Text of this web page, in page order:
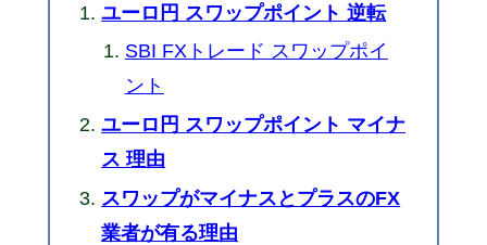
ユーロ円 スワップポイント 逆転
SBI FXトレード スワップポイ
ント
ユーロ円 スワップポイント マイナ
ス 理由
スワップがマイナスとプラスのFX
業者が有る理由